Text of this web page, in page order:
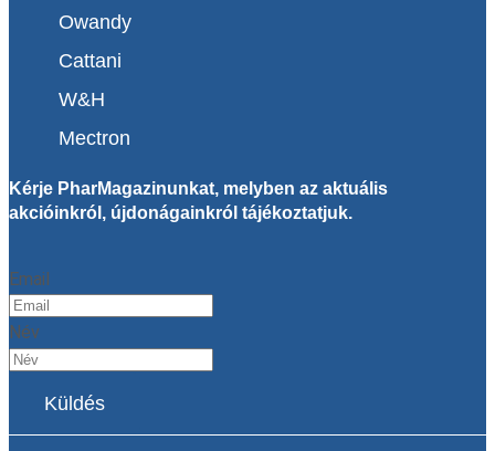
Owandy
Cattani
W&H
Mectron
Kérje PharMagazinunkat, melyben az aktuális
akcióinkról, újdonágainkról tájékoztatjuk.
Email
Név
Küldés